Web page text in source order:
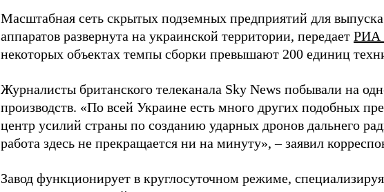
Масштабная сеть скрытых подземных предприятий для
аппаратов развернута на украинской территории, передает РИА
некоторых объектах темпы сборки превышают 200 единиц
Журналисты британского телеканала Sky News побывали на
производств. «По всей Украине есть много других подобных
центр усилий страны по созданию ударных дронов дальнего
работа здесь не прекращается ни на минуту», – заявил
Завод функционирует в круглосуточном режиме,